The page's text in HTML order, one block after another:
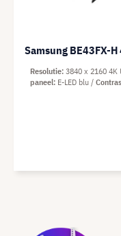
Samsung BE43FX-
Resolutie 3840 x 2160 4K
paneel E-LED blu